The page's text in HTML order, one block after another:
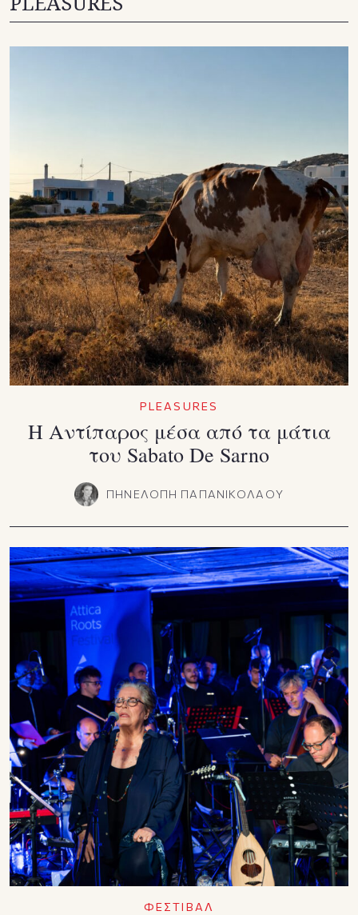
PLEASURES
Η Αντίπαρος μέσα από τα μάτια
του Sabato De Sarno
ΠΗΝΕΛΟΠΗ ΠΑΠΑΝΙΚΟΛΑΟΥ
ΦΕΣΤΙΒΑΛ